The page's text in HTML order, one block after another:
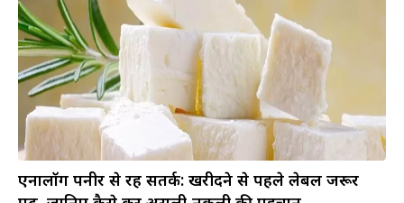
एनालॉग पनीर से रहें सतर्क: खरीदने से पहले लेबल जरूर